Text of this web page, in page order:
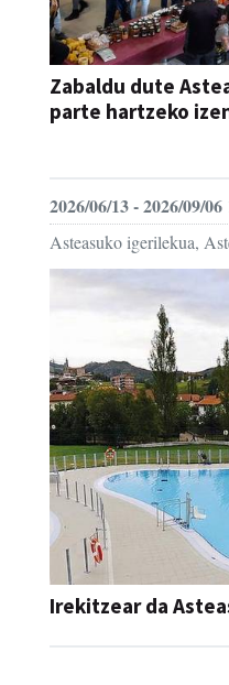
Zabaldu dute
parte hartzeko
2026/06/13 - 2026/09/06
Asteasuko igerilekua,
Irekitzear da